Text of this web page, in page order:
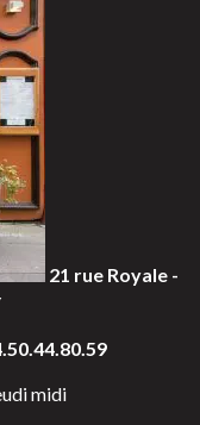
21 rue Royale ­
midi